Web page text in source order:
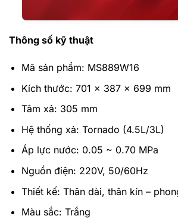
Thông số kỹ thuật
Mã sản phẩm: MS889W16
Kích thước: 701 x 387 x 699 mm
Tâm xả: 305 mm
Hệ thống xả: Tornado (4.5L/3L)
Áp lực nước: 0.05 ~ 0.70 MPa
Nguồn điện: 220V, 50/60Hz
Thiết kế: Thân dài, thân kín –
Màu sắc: Trắng